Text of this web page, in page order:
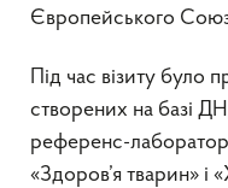
Європейського
Під час візиту було
створених на базі
референс-
«Здоров’я тварин» і